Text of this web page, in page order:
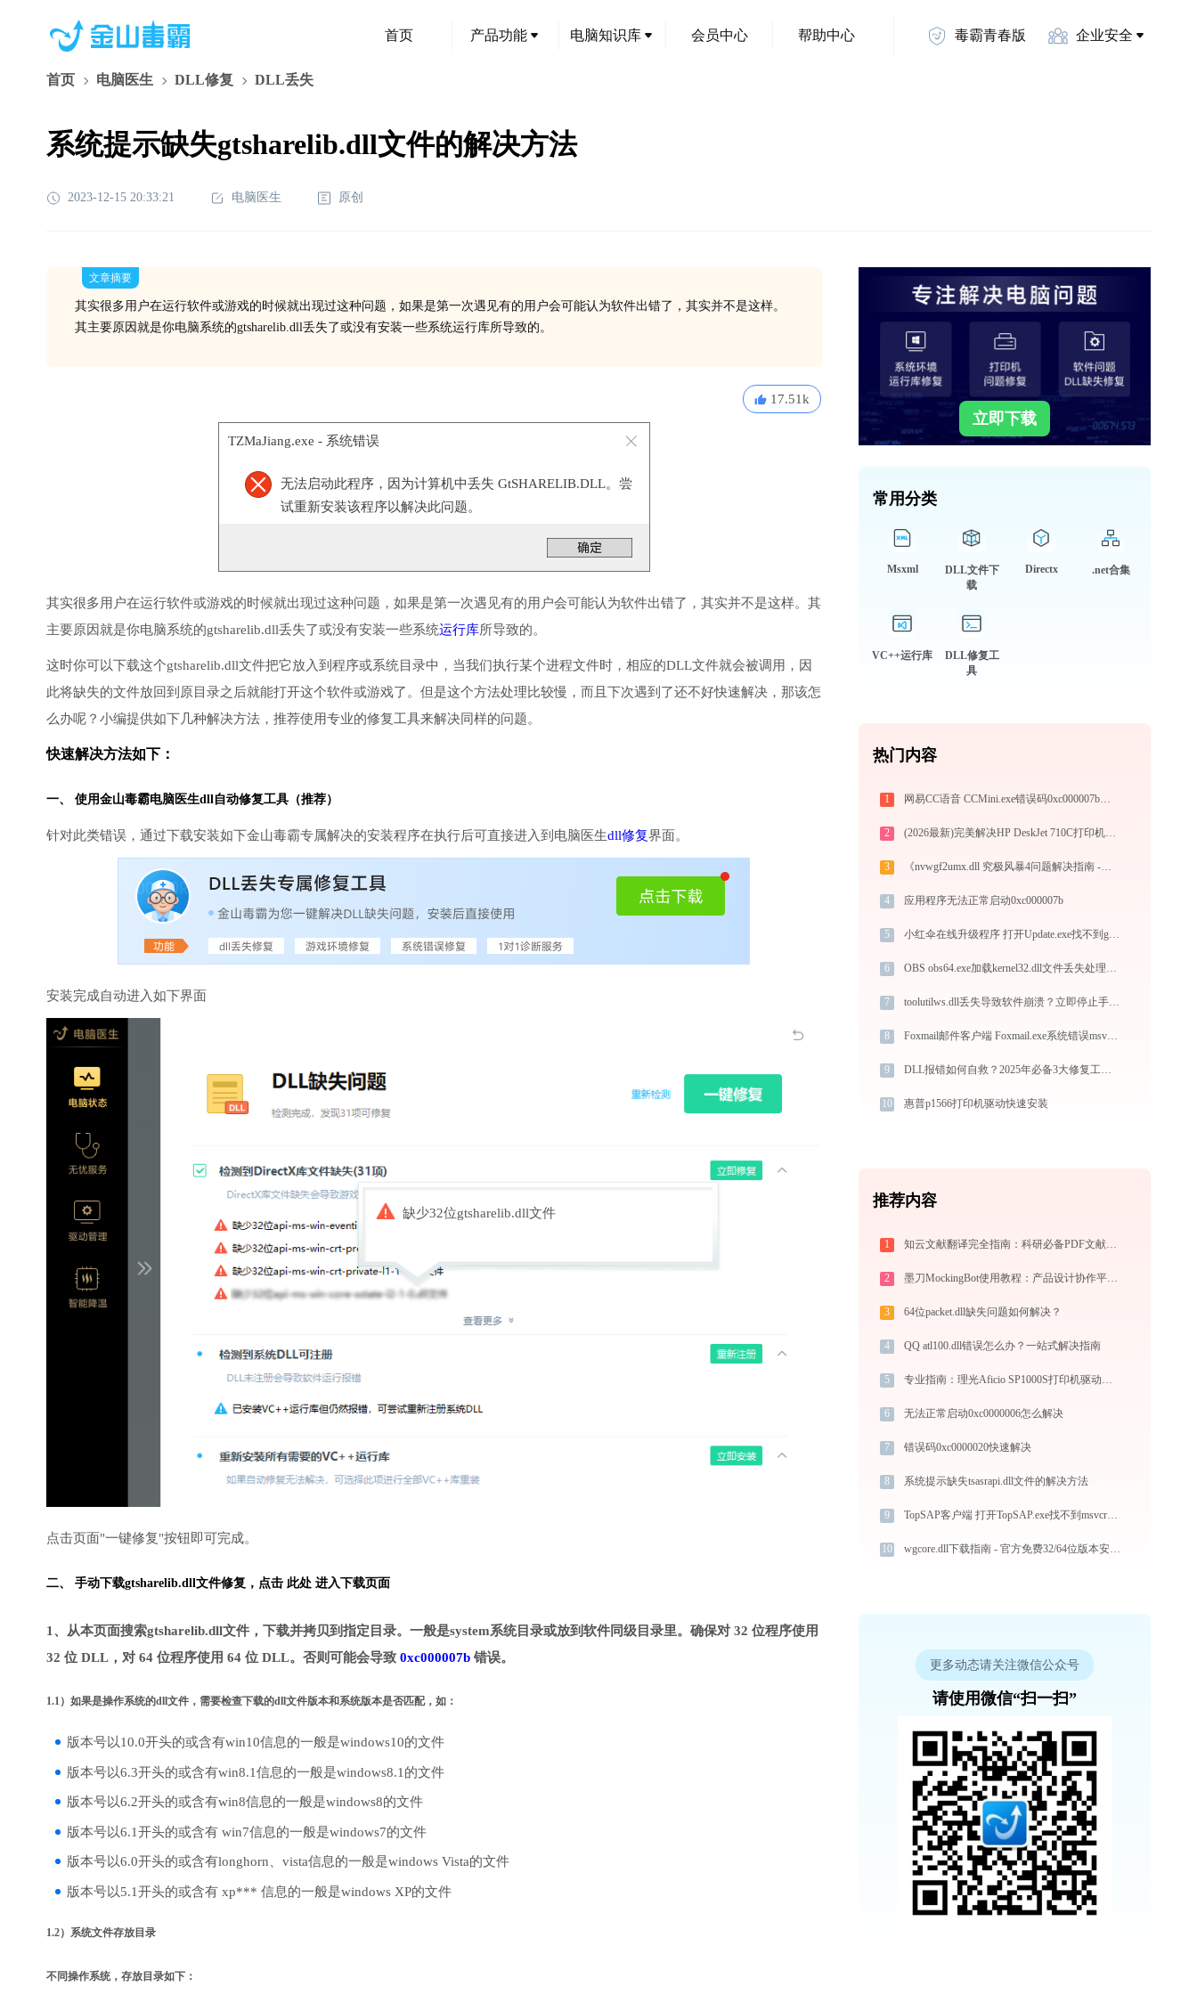
首页 产品功能 电脑知识库 会员中心 帮助中心 毒霸青春版 企业安全
首页 电脑医生 DLL修复 DLL丢失
系统提示缺失gtsharelib.dll文件的解决方法
2023-12-15 20:33:21 电脑医生 原创
文章摘要
其实很多用户在运行软件或游戏的时候就出现过这种问题，如果是第一次遇见有的用户会可能认为软件出错了，其实并不是这样。
其主要原因就是你电脑系统的gtsharelib.dll丢失了或没有安装一些系统运行库所导致的。
17.51k
TZMaJiang.exe - 系统错误
无法启动此程序，因为计算机中丢失 GtSHARELIB.DLL。尝
试重新安装该程序以解决此问题。
其实很多用户在运行软件或游戏的时候就出现过这种问题，如果是第一次遇见有的用户会可能认为软件出错了，其实并不是这样。其
主要原因就是你电脑系统的gtsharelib.dll丢失了或没有安装一些系统运行库所导致的。
这时你可以下载这个gtsharelib.dll文件把它放入到程序或系统目录中，当我们执行某个进程文件时，相应的DLL文件就会被调用，因
此将缺失的文件放回到原目录之后就能打开这个软件或游戏了。但是这个方法处理比较慢，而且下次遇到了还不好快速解决，那该怎
么办呢？小编提供如下几种解决方法，推荐使用专业的修复工具来解决同样的问题。
快速解决方法如下：
一、 使用金山毒霸电脑医生dll自动修复工具（推荐）
针对此类错误，通过下载安装如下金山毒霸专属解决的安装程序在执行后可直接进入到电脑医生dll修复界面。
安装完成自动进入如下界面
缺少32位gtsharelib.dll文件
点击页面"一键修复"按钮即可完成。
二、 手动下载gtsharelib.dll文件修复， 点击 此处 进入下载页面
1、从本页面搜索gtsharelib.dll文件，下载并拷贝到指定目录。一般是system系统目录或放到软件同级目录里。确保对 32 位程序使用
32 位 DLL，对 64 位程序使用 64 位 DLL。否则可能会导致 0xc000007b 错误。
1.1）如果是操作系统的dll文件，需要检查下载的dll文件版本和系统版本是否匹配，如：
版本号以10.0开头的或含有win10信息的一般是windows10的文件
版本号以6.3开头的或含有win8.1信息的一般是windows8.1的文件
版本号以6.2开头的或含有win8信息的一般是windows8的文件
版本号以6.1开头的或含有 win7信息的一般是windows7的文件
版本号以6.0开头的或含有longhorn、vista信息的一般是windows Vista的文件
版本号以5.1开头的或含有 xp*** 信息的一般是windows XP的文件
1.2）系统文件存放目录
不同操作系统，存放目录如下：
立即下载
常用分类
Msxml
DLL文件下
载
Directx .net合集
VC++运行库
DLL修复工
具
热门内容
1 网易CC语音 CCMini.exe错误码0xc000007b处理办法
2 (2026最新)完美解决HP DeskJet 710C打印机驱动安装困扰，全面下载安装教程
3 《nvwgf2umx.dll 究极风暴4问题解决指南 -金山毒霸》
4 应用程序无法正常启动0xc000007b
5 小红伞在线升级程序 打开Update.exe找不到gdiplus.dll怎么办
6 OBS obs64.exe加载kernel32.dll文件丢失处理办法
7 toolutilws.dll丢失导致软件崩溃？立即停止手动下载！(2025安全修复)
8 Foxmail邮件客户端 Foxmail.exe系统错误msvcr100.dll丢失如何解决
9 DLL报错如何自救？2025年必备3大修复工具揭秘
10 惠普p1566打印机驱动快速安装
推荐内容
1 知云文献翻译完全指南：科研必备PDF文献翻译与双语对照阅读效率工具（2026最新）
2 墨刀MockingBot使用教程：产品设计协作平台从入门到精通
3 64位packet.dll缺失问题如何解决？
4 QQ atl100.dll错误怎么办？一站式解决指南
5 专业指南：理光Aficio SP1000S打印机驱动的下载与安装步骤详解
6 无法正常启动0xc0000006怎么解决
7 错误码0xc0000020快速解决
8 系统提示缺失tsasrapi.dll文件的解决方法
9 TopSAP客户端 打开TopSAP.exe找不到msvcr120.dll怎么办
10 wgcore.dll下载指南 - 官方免费32/64位版本安全获取与安装教程
更多动态请关注微信公众号
请使用微信“扫一扫”